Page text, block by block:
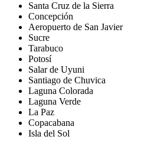
Santa Cruz de la Sierra
Concepción
Aeropuerto de San Javier
Sucre
Tarabuco
Potosí
Salar de Uyuni
Santiago de Chuvica
Laguna Colorada
Laguna Verde
La Paz
Copacabana
Isla del Sol